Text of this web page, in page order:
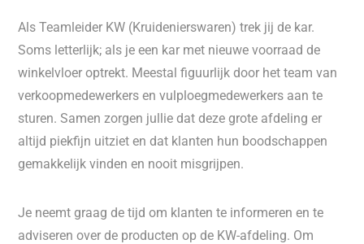
Als Teamleider KW (Kruidenierswaren) trek jij de kar.
Soms letterlijk; als je een kar met nieuwe voorraad de
winkelvloer optrekt. Meestal figuurlijk door het team van
verkoopmedewerkers en vulploegmedewerkers aan te
sturen. Samen zorgen jullie dat deze grote afdeling er
altijd piekfijn uitziet en dat klanten hun boodschappen
gemakkelijk vinden en nooit misgrijpen.
Je neemt graag de tijd om klanten te informeren en te
adviseren over de producten op de KW-afdeling. Om